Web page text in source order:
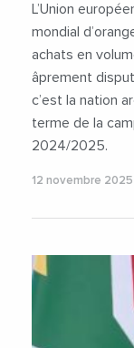
L’Union
mondial
achats en
âprement
c’est la nation
terme de la
2024/2025.
12 novembre 2025